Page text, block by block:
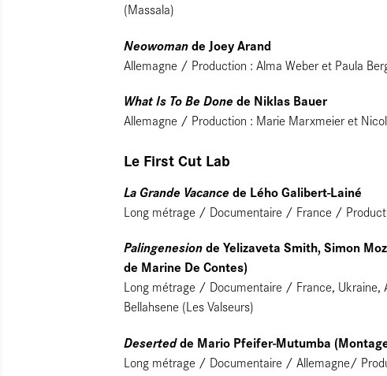
(Massala)
Neowomande Joey Arand
Allemagne / Production : Alma Weber et Paula
What Is To Be Done de Niklas Bauer
Allemagne / Production : Marie Marxmeier et
Le First Cut Lab
La Grande Vacance de Lého Galibert-Lainé
Long métrage / Documentaire / France /
Palingenesionde Yelizaveta Smith, Simon
de Marine De Contes)
Long métrage / Documentaire / France, Ukraine,
Bellahsene (Les Valseurs)
Desertedde Mario Pfeifer-Mutumba
Long métrage / Documentaire / Allemagne/